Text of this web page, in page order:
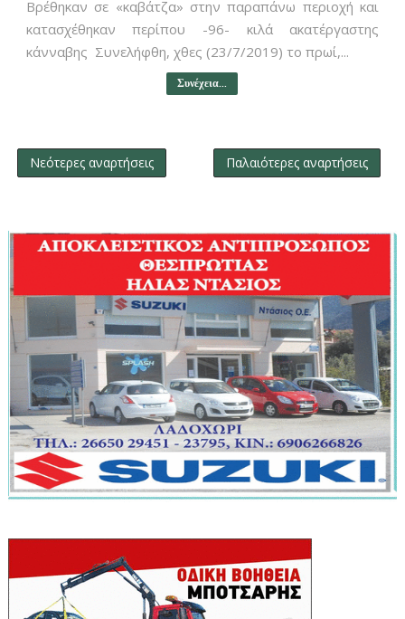
Βρέθηκαν σε «καβάτζα» στην παραπάνω περιοχή και
κατασχέθηκαν περίπου -96- κιλά ακατέργαστης
κάνναβης Συνελήφθη, χθες (23/7/2019) το πρωί,...
Συνέχεια...
Νεότερες αναρτήσεις Παλαιότερες αναρτήσεις